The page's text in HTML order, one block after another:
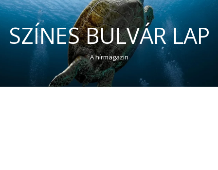
SZÍNES BULVÁR LAP
A hírmagazin